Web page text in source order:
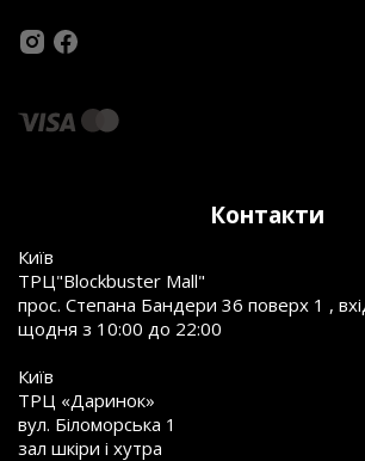
Контакти
Київ
ТРЦ"Blockbuster Mall"
прос. Степана Бандери 36 поверх 1 ,
щодня з 10:00 до 22:00
Київ
ТРЦ «Даринок»
вул. Біломорська 1
зал шкіри і хутра